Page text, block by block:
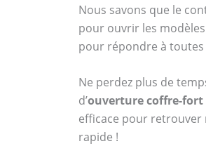
Nous savons que le
pour ouvrir les
pour répondre à
Ne perdez plus de
d’ouverture coffre-
efficace pour retrouver
rapide !